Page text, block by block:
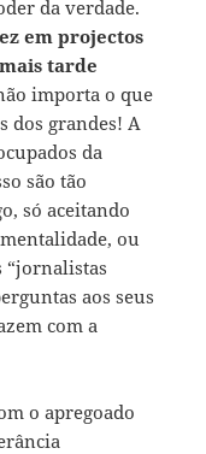
da verdade.
em projectos
tarde
importa o que
dos grandes! A
da
são tão
só aceitando
ou
“jornalistas
aos seus
com a
o apregoado